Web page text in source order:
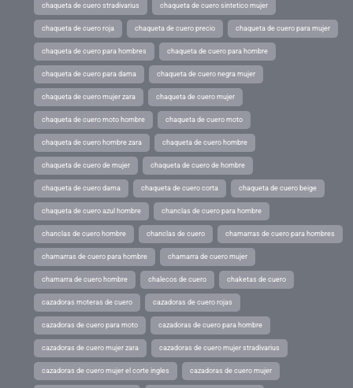
chaqueta de cuero stradivarius chaqueta de cuero sintetico mujer
chaqueta de cuero roja chaqueta de cuero precio chaqueta de cuero para mujer
chaqueta de cuero para hombres chaqueta de cuero para hombre
chaqueta de cuero para dama chaqueta de cuero negra mujer
chaqueta de cuero mujer zara chaqueta de cuero mujer
chaqueta de cuero moto hombre chaqueta de cuero moto
chaqueta de cuero hombre zara chaqueta de cuero hombre
chaqueta de cuero de mujer chaqueta de cuero de hombre
chaqueta de cuero dama chaqueta de cuero corta chaqueta de cuero beige
chaqueta de cuero azul hombre chanclas de cuero para hombre
chanclas de cuero hombre chanclas de cuero chamarras de cuero para hombres
chamarras de cuero para hombre chamarra de cuero mujer
chamarra de cuero hombre chalecos de cuero chaketas de cuero
cazadoras moteras de cuero cazadoras de cuero rojas
cazadoras de cuero para moto cazadoras de cuero para hombre
cazadoras de cuero mujer zara cazadoras de cuero mujer stradivarius
cazadoras de cuero mujer el corte ingles cazadoras de cuero mujer